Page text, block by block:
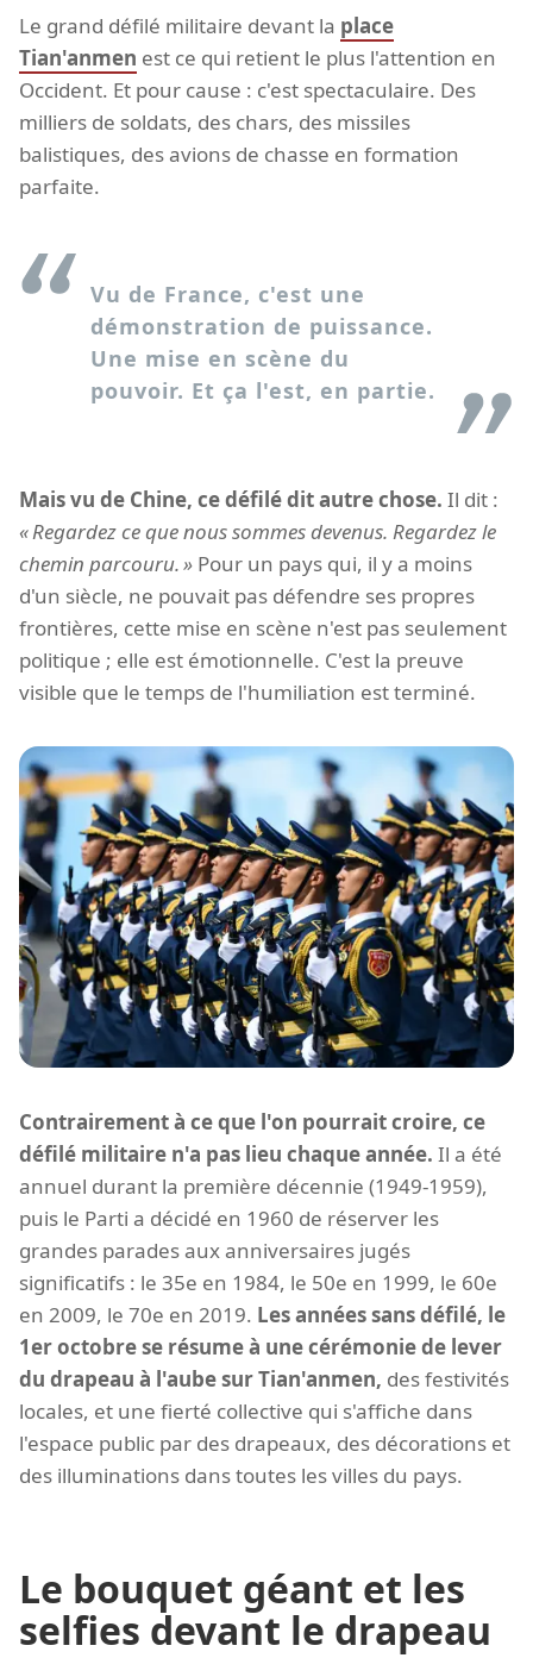
Le grand défilé militaire devant la place
Tian'anmen est ce qui retient le plus l'attention en
Occident. Et pour cause : c'est spectaculaire. Des
milliers de soldats, des chars, des missiles
balistiques, des avions de chasse en formation
parfaite.
Vu de France, c'est une
démonstration de puissance.
Une mise en scène du
pouvoir. Et ça l'est, en partie.
Mais vu de Chine, ce défilé dit autre chose. Il dit :
Regardez ce que nous sommes devenus. Regardez le
chemin parcouru.
Pour un pays qui, il y a moins
d'un siècle, ne pouvait pas défendre ses propres
frontières, cette mise en scène n'est pas seulement
politique ; elle est émotionnelle. C'est la preuve
visible que le temps de l'humiliation est terminé.
Contrairement à ce que l'on pourrait croire, ce
défilé militaire n'a pas lieu chaque année. Il a été
annuel durant la première décennie (1949-1959),
puis le Parti a décidé en 1960 de réserver les
grandes parades aux anniversaires jugés
significatifs : le 35e en 1984, le 50e en 1999, le 60e
en 2009, le 70e en 2019. Les années sans défilé, le
1er octobre se résume à une cérémonie de lever
du drapeau à l'aube sur Tian'anmen, des festivités
locales, et une fierté collective qui s'affiche dans
l'espace public par des drapeaux, des décorations et
des illuminations dans toutes les villes du pays.
Le bouquet géant et les
selfies devant le drapeau